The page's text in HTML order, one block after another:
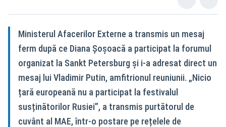
Ministerul Afacerilor Externe a transmis un mesaj
ferm după ce Diana Șoșoacă a participat la forumul
organizat la Sankt Petersburg și i-a adresat direct un
mesaj lui Vladimir Putin, amfitrionul reuniunii. „Nicio
țară europeană nu a participat la festivalul
susținătorilor Rusiei”, a transmis purtătorul de
cuvânt al MAE, într-o postare pe rețelele de